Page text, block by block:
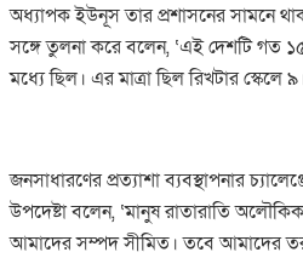
অধ্যাপক ইউনূস তার প্রশাসনের সামনে
সঙ্গে তুলনা করে বলেন, ‘এই দেশটি গত
মধ্যে ছিল। এর মাত্রা ছিল রিখটার স্কেলে
জনসাধারণের প্রত্যাশা ব্যবস্থাপনার
উপদেষ্টা বলেন, ‘মানুষ রাতারাতি
আমাদের সম্পদ সীমিত। তবে আমাদের